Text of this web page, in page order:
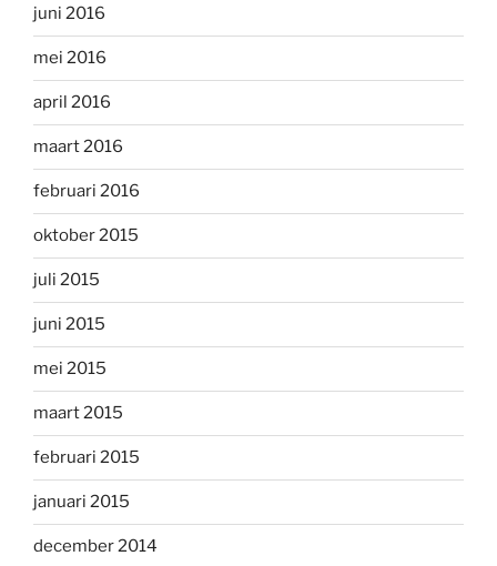
juni 2016
mei 2016
april 2016
maart 2016
februari 2016
oktober 2015
juli 2015
juni 2015
mei 2015
maart 2015
februari 2015
januari 2015
december 2014